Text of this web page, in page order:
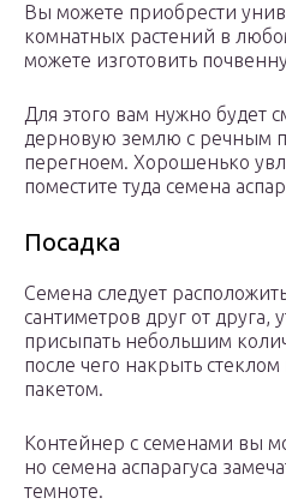
Вы можете приобрести
комнатных растений в
можете изготовить
Для этого вам нужно будет
дерновую землю с речным
перегноем. Хорошенько
поместите туда семена
Посадка
Семена следует
сантиметров друг от друга,
присыпать небольшим
после чего накрыть
пакетом.
Контейнер с семенами вы
но семена аспарагуса
темноте.